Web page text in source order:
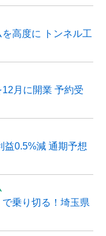
高度に トンネル工
月に開業 予約受
益0.5%減 通期予想
乗り切る！埼玉県